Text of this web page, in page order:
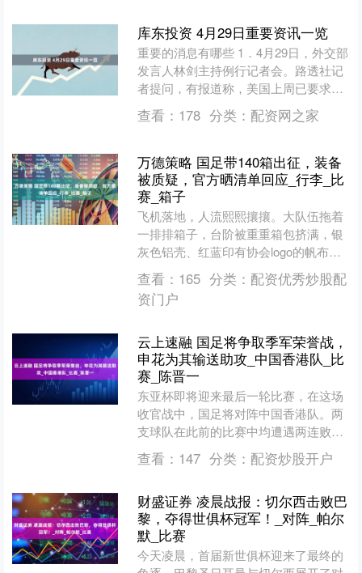
库东投资 4月29日重要资讯一览
重要的消息有哪些 1．4月29日，外交部
发言人林剑主持例行记者会。路透社记
者提问，有报道称，美国上周已要求多
家芯片设备公司停止向中国第二大芯片
制造商华虹半导体发....
查看： 178 分类： 配资网之家
万德策略 国足带140箱出征，装备
被质疑，官方晒清单回应_行李_比
赛_箱子
飞机落地，人流熙熙攘攘。大队伍拖着
一排排箱子，台阶被重重箱包挤满，银
灰色铝壳、红蓝印有协会logo的帆布
包、几只醒目的大医疗箱停在滚轮斜坡
上，队员分批围着，转身....
查看： 165 分类： 配资优秀炒股配
资门户
云上速融 国足将争取季军荣誉战，
申花为其输送助攻_中国香港队_比
赛_陈晋一
东亚杯即将迎来最后一轮比赛，在这场
收官战中，国足将对阵中国香港队。两
支球队在此前的比赛中均遭遇两连败，
已经无缘争夺前两名的资格。日本和韩
国队则将在冠军之争中展开....
查看： 147 分类： 配资炒股开户
财盛证券 凌晨战报：切尔西击败巴
黎，夺得世俱杯冠军！_对阵_帕尔
默_比赛
今天凌晨，首届新世俱杯迎来了最终的